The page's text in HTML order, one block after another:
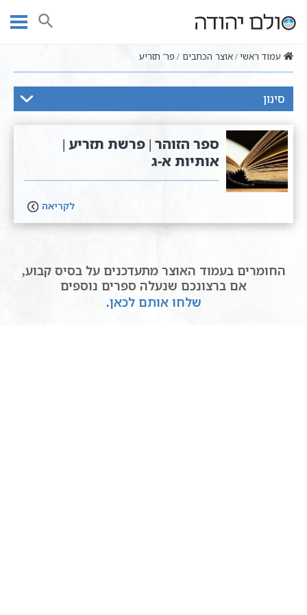
חיפוש
עמוד ראשי אוצר הכתבים פר' תזריע
ספר הזוהר | פרשת תזריע |
אותיות א-ג
לקריאה
החומרים בעמוד האוצר מתעדכנים על בסיס קבוע,
אם ברצונכם שנעלה ספרים נוספים
שלחו אותם לכאן.
סינון